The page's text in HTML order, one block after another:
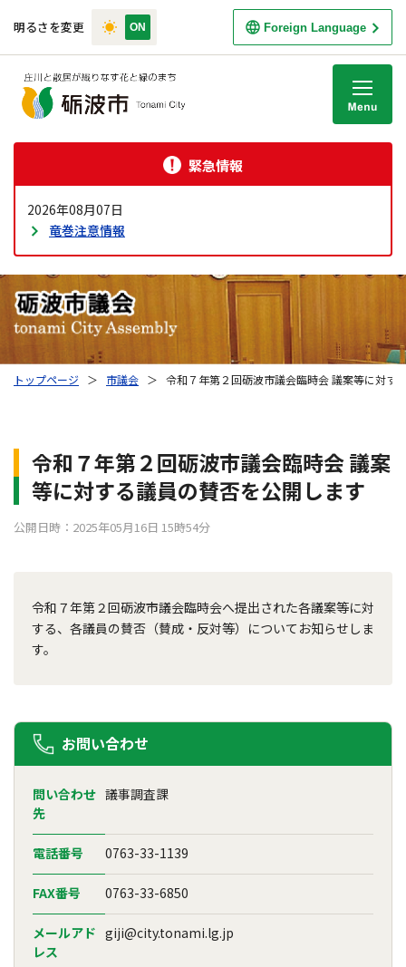
明るさを変更 Foreign Language
緊急情報
2026年08月07日
竜巻注意情報
トップページ ＞ 市議会 ＞ 令和７年第２回砺波市議会臨時会 議案等に対す
令和７年第２回砺波市議会臨時会 議案
等に対する議員の賛否を公開します
公開日時：2025年05月16日 15時54分
令和７年第２回砺波市議会臨時会へ提出された各議案等に対
する、各議員の賛否（賛成・反対等）についてお知らせしま
す。
お問い合わせ
問い合わせ
先
議事調査課
電話番号 0763-33-1139
FAX番号 0763-33-6850
メールアド
レス
giji@city.tonami.lg.jp